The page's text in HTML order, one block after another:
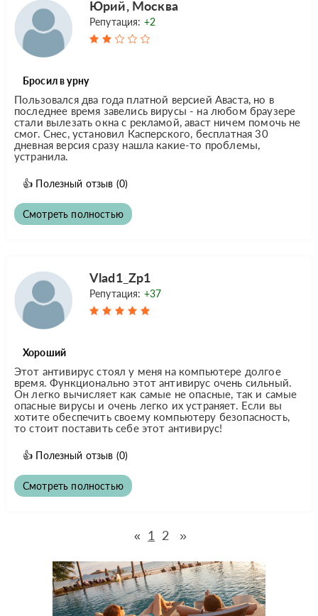
Юрий, Москва
Репутация: +2
Бросил в урну
Пользовался два года платной версией Аваста, но в
последнее время завелись вирусы - на любом браузере
стали вылезать окна с рекламой, аваст ничем помочь не
смог. Снес, установил Касперского, бесплатная 30
дневная версия сразу нашла какие-то проблемы,
устранила.
👍 Полезный отзыв (0)
Смотреть полностью
Vlad1_Zp1
Репутация: +37
Хороший
Этот антивирус стоял у меня на компьютере долгое
время. Функционально этот антивирус очень сильный.
Он легко вычисляет как самые не опасные, так и самые
опасные вирусы и очень легко их устраняет. Если вы
хотите обеспечить своему компьютеру безопасность,
то стоит поставить себе этот антивирус!
👍 Полезный отзыв (0)
Смотреть полностью
« 1 2 »